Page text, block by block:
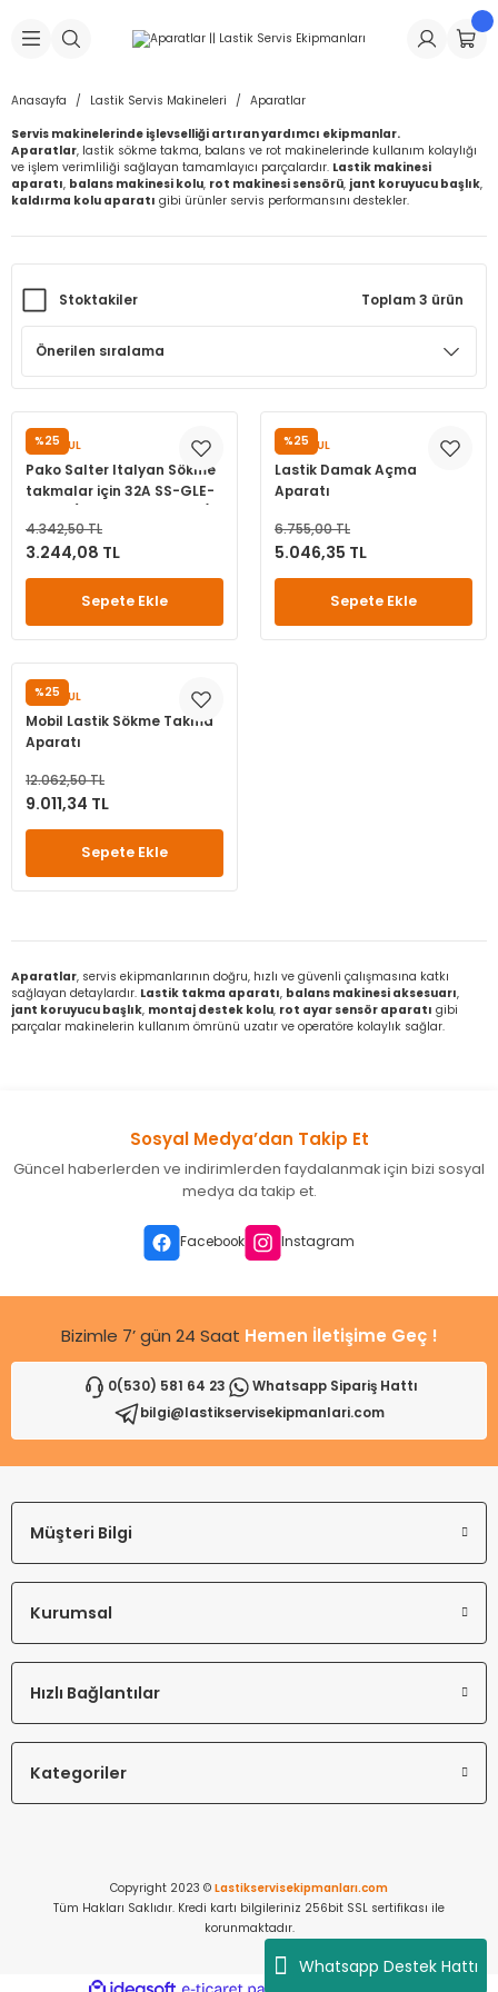
Whatsapp Destek Hattı
Makineleri
Dolgu Lastikleri
Dolgu Lastikleri
İç Lastikleri
İç Lastikleri
& Sibop İlaveleri
Kapağı
Tüpü
& Spreyler
Makinesi Yedek Parçaları
Yedek Parçaları
Anasayfa Lastik Servis Makineleri
Aparatlar
Servis makinelerinde işlevselliği artıran yardımcı ekipmanlar.
Aparatlar, lastik sökme takma, balans ve rot makinelerinde kullanım kolaylığı
ve işlem verimliliği sağlayan tamamlayıcı parçalardır. Lastik makinesi
aparatı, balans makinesi kolu, rot makinesi sensörü, jant koruyucu başlık,
kaldırma kolu aparatı gibi ürünler servis performansını destekler.
Stoktakiler Toplam 3 ürün
%25
SUNSOUL
Pako Salter Italyan Sökme
takmalar için 32A SS-GLE-
4.342,50 TL
3.244,08 TL
Sepete Ekle
%25
SUNSOUL
Lastik Damak Açma
Aparatı
6.755,00 TL
5.046,35 TL
Sepete Ekle
%25
SUNSOUL
Mobil Lastik Sökme Takma
Aparatı
12.062,50 TL
9.011,34 TL
Sepete Ekle
Aparatlar, servis ekipmanlarının doğru, hızlı ve güvenli çalışmasına katkı
sağlayan detaylardır. Lastik takma aparatı, balans makinesi aksesuarı,
jant koruyucu başlık, montaj destek kolu, rot ayar sensör aparatı gibi
parçalar makinelerin kullanım ömrünü uzatır ve operatöre kolaylık sağlar.
Sosyal Medya’dan Takip Et
Güncel haberlerden ve indirimlerden faydalanmak için bizi sosyal
medya da takip et.
Facebook Instagram
Bizimle 7’ gün 24 Saat Hemen İletişime Geç !
0(530) 581 64 23
Whatsapp Sipariş Hattı
bilgi@lastikservisekipmanlari.com
Müşteri Bilgi
Kurumsal
Hızlı Bağlantılar
Kategoriler
Copyright 2023 © Lastikservisekipmanları.com
Tüm Hakları Saklıdır. Kredi kartı bilgileriniz 256bit SSL sertifikası ile
korunmaktadır.
ideasoft